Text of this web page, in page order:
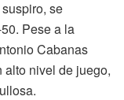
se
Pese a la
Cabanas
alto nivel de juego,